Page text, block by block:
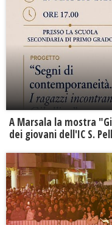
A Marsala la mostra
dei giovani dell'IC S.